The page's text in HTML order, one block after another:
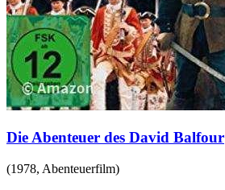
Die Abenteuer des David Balfour
(1978, Abenteuerfilm)